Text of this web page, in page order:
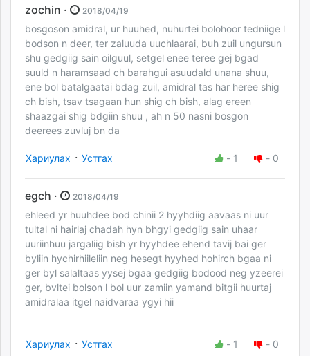
zochin · 2018/04/19
bosgoson amidral, ur huuhed, nuhurtei bolohoor tedniige l
bodson n deer, ter zaluuda uuchlaarai, buh zuil ungursun
shu gedgiig sain oilguul, setgel enee teree gej bgad
suuld n haramsaad ch barahgui asuudald unana shuu,
ene bol batalgaatai bdag zuil, amidral tas har heree shig
ch bish, tsav tsagaan hun shig ch bish, alag ereen
shaazgai shig bdgiin shuu , ah n 50 nasni bosgon
deerees zuvluj bn da
Хариулах · Устгах - 1 - 0
egch · 2018/04/19
ehleed yr huuhdee bod chinii 2 hyyhdiig aavaas ni uur
tultal ni hairlaj chadah hyn bhgyi gedgiig sain uhaar
uuriinhuu jargaliig bish yr hyyhdee ehend tavij bai ger
byliin hychirhiileliin neg hesegt hyyhed hohirch bgaa ni
ger byl salaltaas yysej bgaa gedgiig bodood neg yzeerei
ger, bvltei bolson l bol uur zamiin yamand bitgii huurtaj
amidralaa itgel naidvaraa ygyi hii
Хариулах · Устгах - 1 - 0